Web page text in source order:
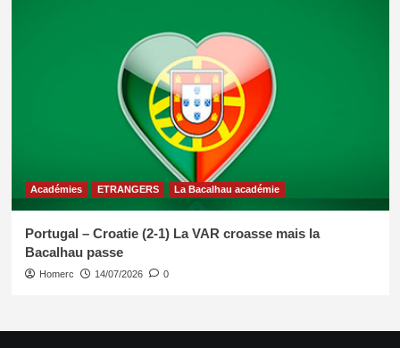
Académies ETRANGERS La Bacalhau académie
Portugal – Croatie (2-1) La VAR croasse mais la
Bacalhau passe
Homerc 14/07/2026 0